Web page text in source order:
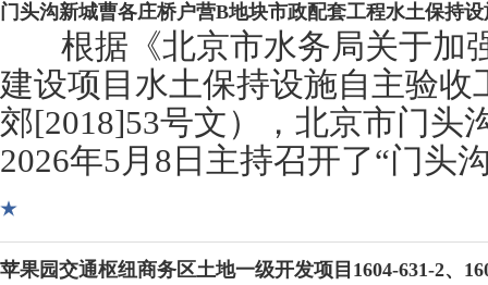
门头沟新城曹各庄桥户营B地块市政配套工程水土保持
根据《北京市水务局关于加
建设项目水土保持设施自主验收
郊[2018]53号文），北京市门头
2026年5月8日主持召开了“门头
苹果园交通枢纽商务区土地一级开发项目1604-631-2、